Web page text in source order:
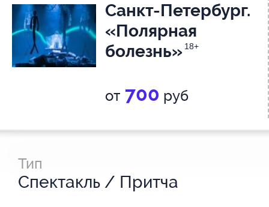
Санкт-Петербург.
«Полярная
болезнь» 18+
от 700 руб
Тип
Спектакль / Притча